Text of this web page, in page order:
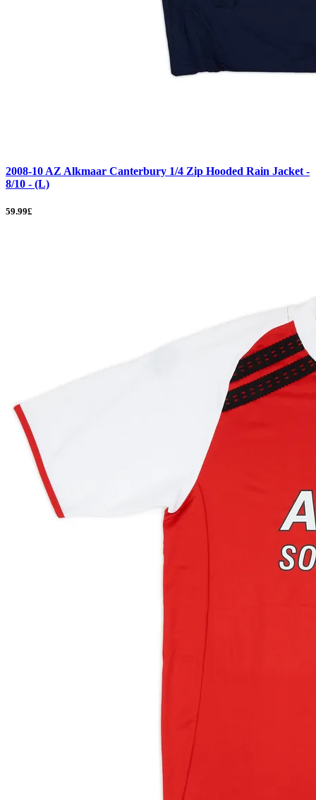
2008-10 AZ Alkmaar Canterbury 1/4 Zip Hooded Rain Jacket -
8/10 - (L)
59.99£